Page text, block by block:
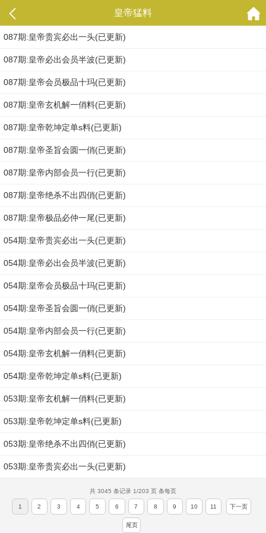
皇帝猛料
087期:皇帝贵宾必出一头(已更新)
087期:皇帝必出会员半波(已更新)
087期:皇帝会员极品十玛(已更新)
087期:皇帝玄机解一俏料(已更新)
087期:皇帝乾坤定单s料(已更新)
087期:皇帝圣旨会圆一俏(已更新)
087期:皇帝内部会员一行(已更新)
087期:皇帝绝杀不出四俏(已更新)
087期:皇帝极品必仲一尾(已更新)
054期:皇帝贵宾必出一头(已更新)
054期:皇帝必出会员半波(已更新)
054期:皇帝会员极品十玛(已更新)
054期:皇帝圣旨会圆一俏(已更新)
054期:皇帝内部会员一行(已更新)
054期:皇帝玄机解一俏料(已更新)
054期:皇帝乾坤定单s料(已更新)
053期:皇帝玄机解一俏料(已更新)
053期:皇帝乾坤定单s料(已更新)
053期:皇帝绝杀不出四俏(已更新)
053期:皇帝贵宾必出一头(已更新)
共 3045 条记录 1/203 页 条每页
1 2 3 4 5 6 7 8 9 10 11 下一页
尾页